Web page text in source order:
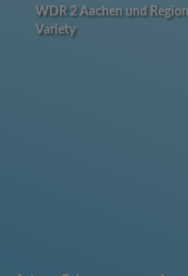
WDR 2 Aachen und
Variety